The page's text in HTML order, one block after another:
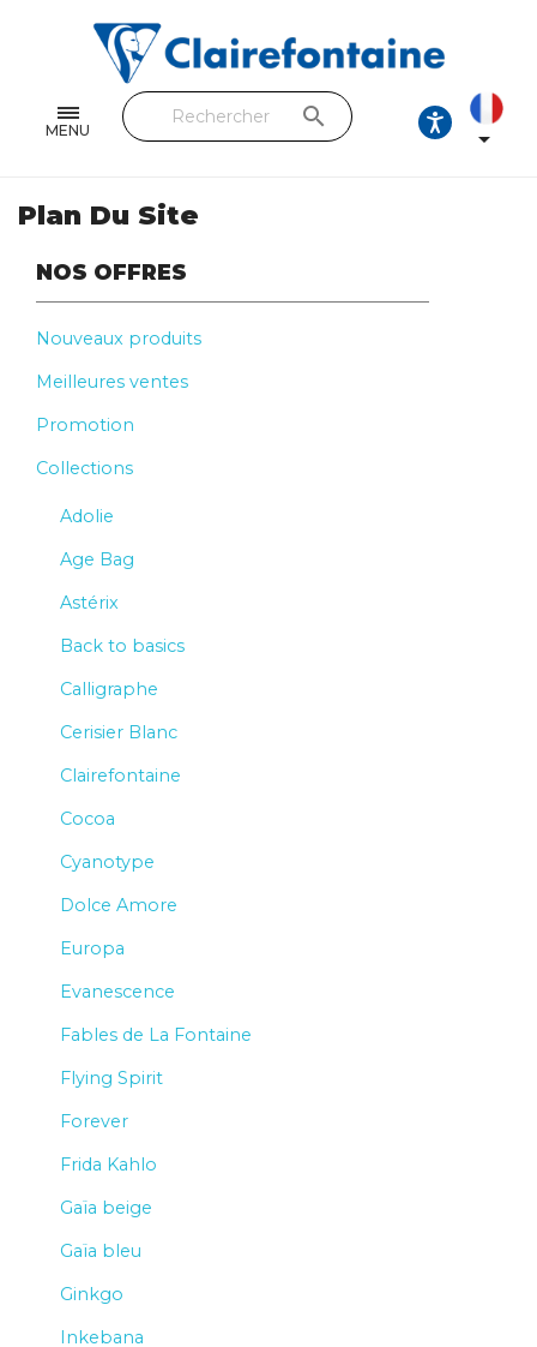
MENU
Feuilles & Copies
Beaux-arts & Dessin
Loisirs créatifs
Papiers cadeaux et emballages
Cuir & trousses
search

Plan Du Site
NOS OFFRES
Nouveaux produits
Meilleures ventes
Promotion
Collections
Adolie
Age Bag
Astérix
Back to basics
Calligraphe
Cerisier Blanc
Clairefontaine
Cocoa
Cyanotype
Dolce Amore
Europa
Evanescence
Fables de La Fontaine
Flying Spirit
Forever
Frida Kahlo
Gaïa beige
Gaïa bleu
Ginkgo
Inkebana